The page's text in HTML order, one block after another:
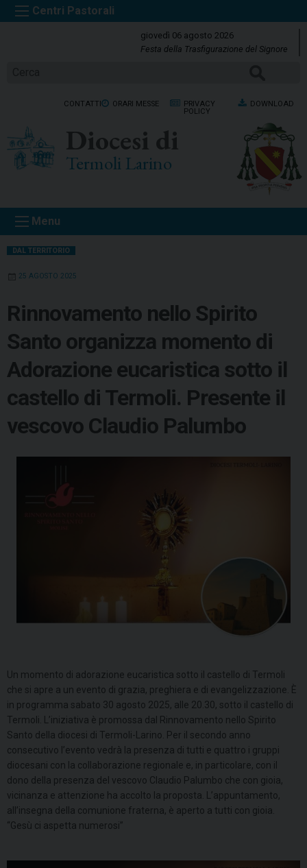
k
t
giovedì 06 agosto 2026
Festa della Trasfigurazione del Signore
CONTATTI ORARI MESSE
PRIVACY
POLICY
DOWNLOAD
Diocesi di
Termoli Larino
Menu
DAL TERRITORIO
25 AGOSTO 2025
Rinnovamento nello Spirito
Santo organizza momento di
Adorazione eucaristica sotto il
castello di Termoli. Presente il
vescovo Claudio Palumbo
Un momento di adorazione eucaristica sotto il castello di Termoli
che si apre a un evento di grazia, preghiera e di evangelizzazione. È
in programma sabato 30 agosto 2025, alle 20.30, sotto il castello di
Termoli. L’iniziativa è promossa dal Rinnovamento nello Spirito
Santo della diocesi di Termoli-Larino. Per il secondo anno
consecutivo l’evento vedrà la presenza di tutti e quattro i gruppi
diocesani con la collaborazione regionale e, in particolare, con il
dono della presenza del vescovo Claudio Palumbo che con gioia,
vicinanza e attenzione ha accolto la proposta. L’appuntamento,
all’insegna della comunione fraterna, è aperto a tutti con gioia.
“Gesù ci aspetta numerosi”